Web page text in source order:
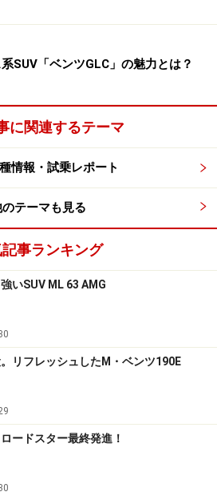
SUV「ベンツGLC」の魅力とは？
に関連するテーマ
情報・試乗レポート
テーマも見る
記事ランキング
いSUV ML 63 AMG
リフレッシュしたM・ベンツ190E
ードスター最終発進！